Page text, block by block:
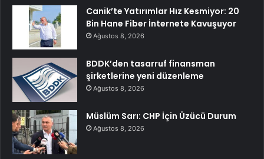
Canik’te Yatırımlar Hız Kesmiyor: 20
Bin Hane Fiber İnternete Kavuşuyor
Ağustos 8, 2026
BDDK’den tasarruf finansman
şirketlerine yeni düzenleme
Ağustos 8, 2026
Müslüm Sarı: CHP İçin Üzücü Durum
Ağustos 8, 2026